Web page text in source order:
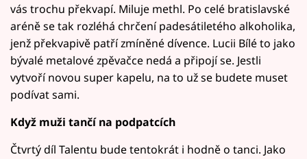
vás trochu překvapí. Miluje methl. Po celé bratislavské
aréně se tak rozléhá chrčení padesátiletého alkoholika,
jenž překvapivě patří zmíněné dívence. Lucii Bílé to jako
bývalé metalové zpěvačce nedá a připojí se. Jestli
vytvoří novou super kapelu, na to už se budete muset
podívat sami.
Když muži tančí na podpatcích
Čtvrtý díl Talentu bude tentokrát i hodně o tanci. Jako